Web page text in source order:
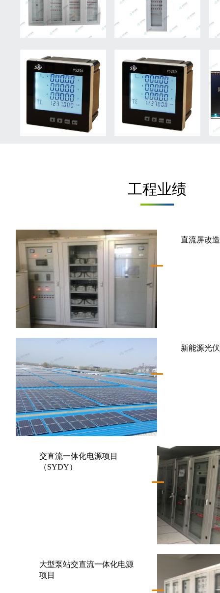
工程业绩
直流屏改
新能源光
交直流一体化电源项目
（SYDY）
大型泵站交直流一体化电源
项目